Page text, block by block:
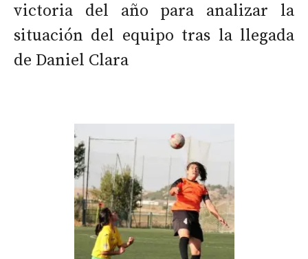
victoria del año para analizar la
situación del equipo tras la llegada
de Daniel Clara